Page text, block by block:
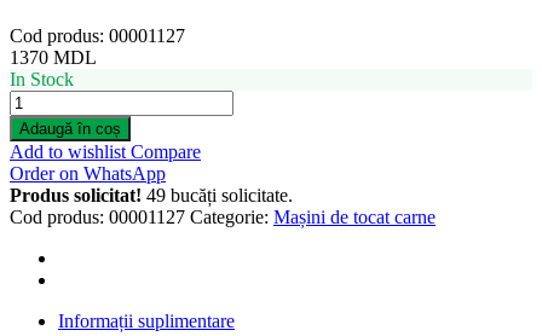
Cod produs: 00001127
1370 MDL
In Stock
Masina
de
tocat
carne
Samus
SMT1220
(Black)
quantity
Adaugă în coș
Add to wishlist Compare
Order on WhatsApp
Produs solicitat! 49 bucăți solicitate.
Cod produs: 00001127 Categorie: Mașini de tocat carne
Informații suplimentare